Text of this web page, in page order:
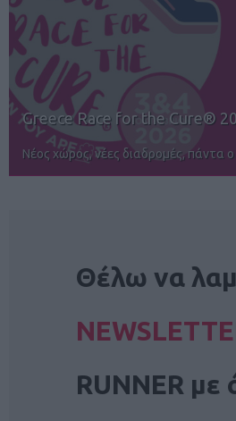
12ος TUI Rhodes Marathon:
Αγώνες για όλους στην Ρόδο
Θέλω να
RUNNER με